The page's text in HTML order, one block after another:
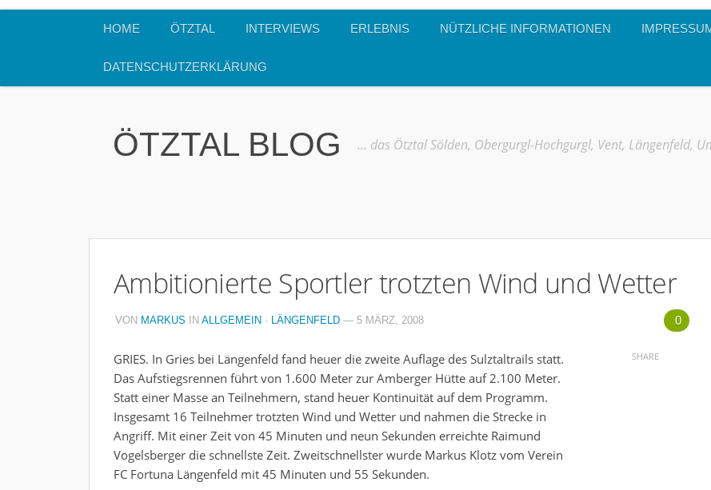
HOME ÖTZTAL INTERVIEWS ERLEBNIS NÜTZLICHE INFORMATIONEN
DATENSCHUTZERKLÄRUNG
ÖTZTAL BLOG … das Ötztal Sölden, Obergurgl-Hochgurgl, Vent, Längenfeld,
Ambitionierte Sportler trotzten Wind und Wetter
0
VON MARKUS IN ALLGEMEIN · LÄNGENFELD — 5 MÄRZ, 2008
GRIES. In Gries bei Längenfeld fand heuer die zweite Auflage des Sulztaltrails statt.
Das Aufstiegsrennen führt von 1.600 Meter zur Amberger Hütte auf 2.100 Meter.
Statt einer Masse an Teilnehmern, stand heuer Kontinuität auf dem Programm.
Insgesamt 16 Teilnehmer trotzten Wind und Wetter und nahmen die Strecke in
Angriff. Mit einer Zeit von 45 Minuten und neun Sekunden erreichte Raimund
Vogelsberger die schnellste Zeit. Zweitschnellster wurde Markus Klotz vom Verein
FC Fortuna Längenfeld mit 45 Minuten und 55 Sekunden.
SHARE